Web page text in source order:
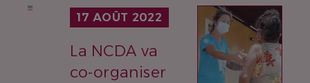
17 AOÛT 2022
La NCDA va
co-organiser
IMAGE